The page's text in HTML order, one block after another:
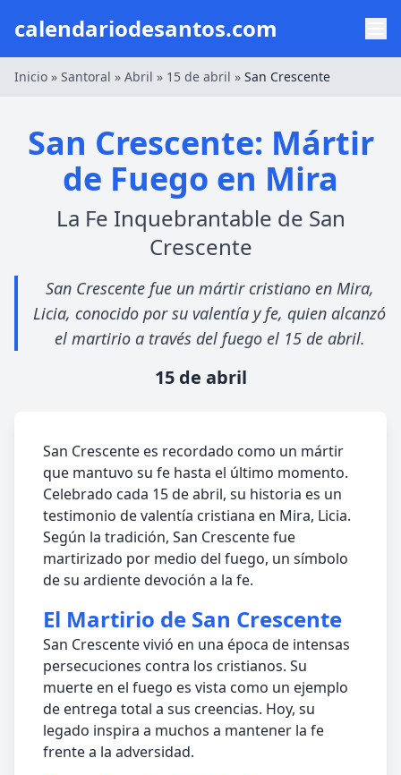
calendariodesantos.com
Inicio » Santoral » Abril » 15 de abril » San Crescente
San Crescente: Mártir
de Fuego en Mira
La Fe Inquebrantable de San
Crescente
San Crescente fue un mártir cristiano en Mira,
Licia, conocido por su valentía y fe, quien alcanzó
el martirio a través del fuego el 15 de abril.
15 de abril
San Crescente es recordado como un mártir
que mantuvo su fe hasta el último momento.
Celebrado cada 15 de abril, su historia es un
testimonio de valentía cristiana en Mira, Licia.
Según la tradición, San Crescente fue
martirizado por medio del fuego, un símbolo
de su ardiente devoción a la fe.
El Martirio de San Crescente
San Crescente vivió en una época de intensas
persecuciones contra los cristianos. Su
muerte en el fuego es vista como un ejemplo
de entrega total a sus creencias. Hoy, su
legado inspira a muchos a mantener la fe
frente a la adversidad.